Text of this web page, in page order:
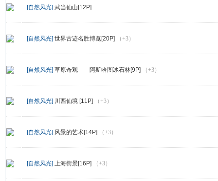
[自然风光] 武当仙山[12P]
[自然风光] 世界古迹名胜博览[20P] （+3）
[自然风光] 草原奇观——阿斯哈图冰石林[9P] （+3）
[自然风光] 川西仙境 [11P] （+3）
[自然风光] 风景的艺术[14P] （+3）
[自然风光] 上海街景[16P] （+3）